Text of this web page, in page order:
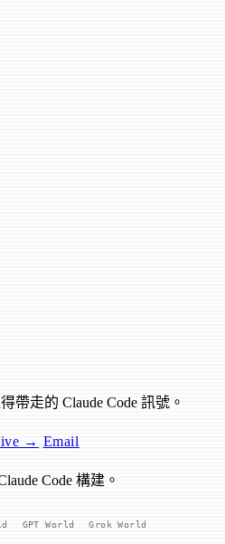
帶走的 Claude Code 訊號。
→ Email
Code 構建。
GPT World Grok World